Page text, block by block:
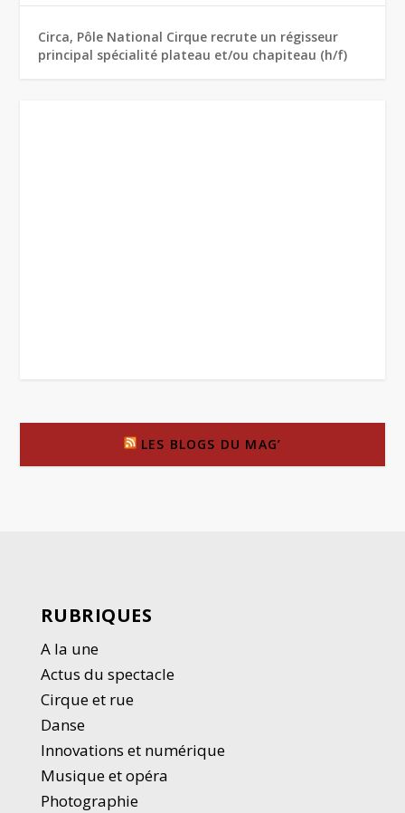
Circa, Pôle National Cirque recrute un régisseur
principal spécialité plateau et/ou chapiteau (h/f)
LES BLOGS DU MAG’
RUBRIQUES
A la une
Actus du spectacle
Cirque et rue
Danse
Innovations et numérique
Musique et opéra
Photographie